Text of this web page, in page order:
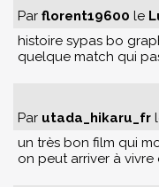
Par florent19600 le
histoire sypas bo
quelque match qui
Par utada_hikaru_fr
un très bon film qui
on peut arriver à vivre